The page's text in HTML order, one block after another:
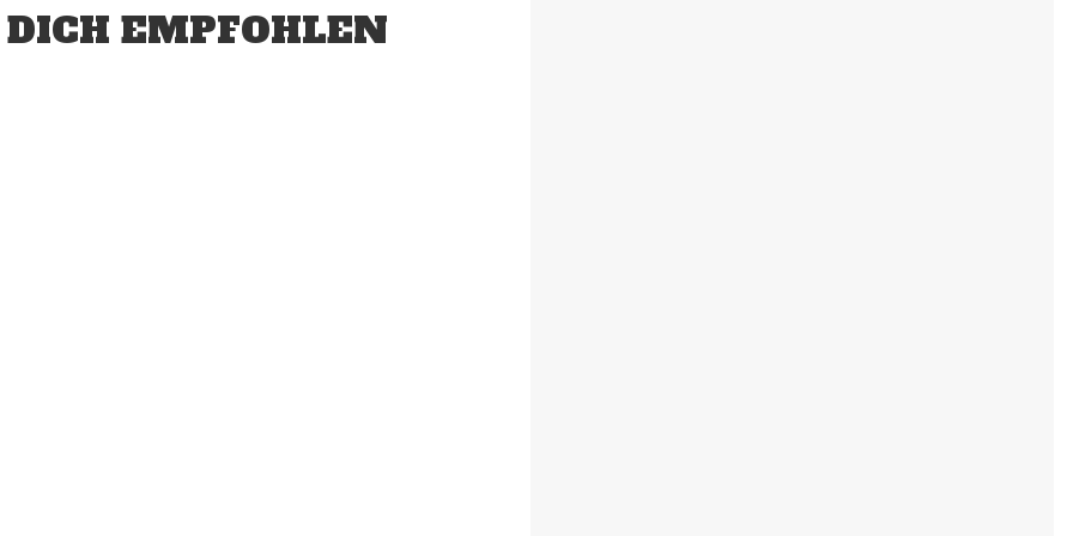
DICH EMPFOHLEN